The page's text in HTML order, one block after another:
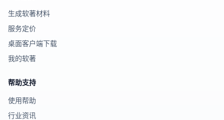
生成软著材料
服务定价
桌面客户端下载
我的软著
帮助支持
使用帮助
行业资讯